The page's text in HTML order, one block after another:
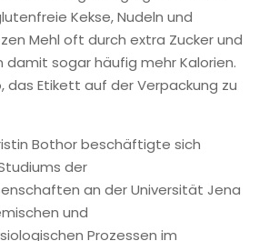
Kekse, Nudeln und
Mehl oft durch extra Zucker und
damit sogar häufig mehr Kalorien.
das Etikett auf der Verpackung zu
Bothor beschäftigte sich
der
an der Universität Jena
und
Prozessen im